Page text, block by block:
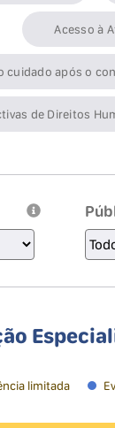
Acesso à
cuidado após o
de Direitos
limitada